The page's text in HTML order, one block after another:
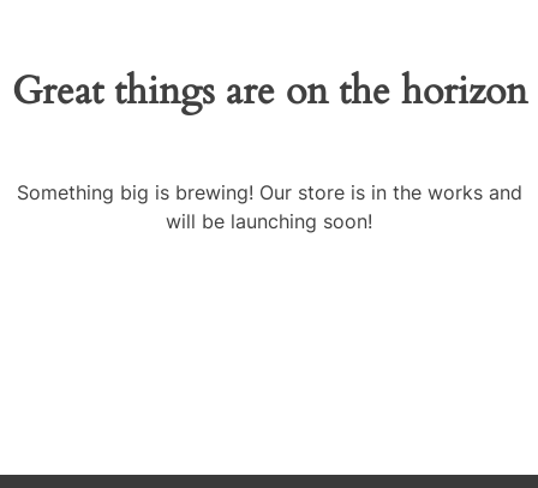
Great things are on the horizon
Something big is brewing! Our store is in the works and
will be launching soon!